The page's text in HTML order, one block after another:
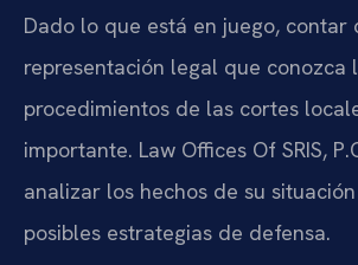
Dado lo que está en juego, contar
representación legal que conozca
procedimientos de las cortes
importante. Law Offices Of SRIS,
analizar los hechos de su
posibles estrategias de defensa.